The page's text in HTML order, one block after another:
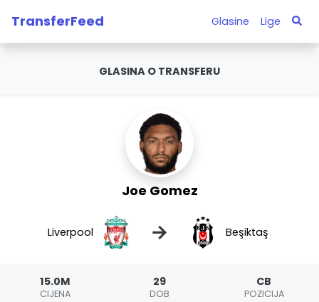
TransferFeed Glasine Lige
GLASINA O TRANSFERU
Joe Gomez
Liverpool → Beşiktaş
15.0M
CIJENA
29
DOB
CB
POZICIJA